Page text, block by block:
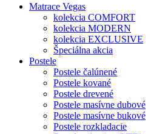
Matrace Vegas
kolekcia COMFORT
kolekcia MODERN
kolekcia EXCLUSIVE
Špeciálna akcia
Postele
Postele čalúnené
Postele kované
Postele drevené
Postele masívne dubové
Postele masívne bukové
Postele rozkladacie